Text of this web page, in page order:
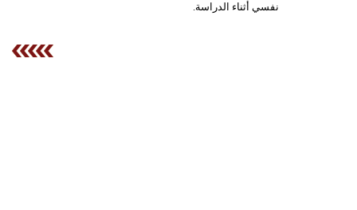
نفسي أثناء الدراسة.